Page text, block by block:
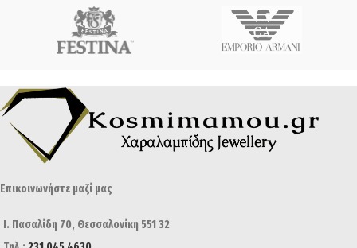
Επικοινωνήστε μαζί μας
Ι. Πασαλίδη 70, Θεσσαλονίκη 551 32